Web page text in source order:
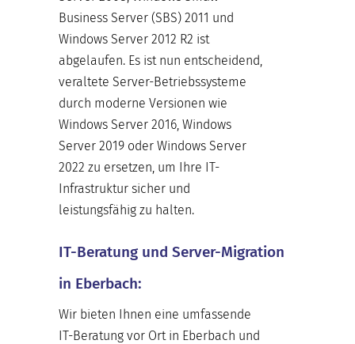
Business Server (SBS) 2011 und
Windows Server 2012 R2 ist
abgelaufen. Es ist nun entscheidend,
veraltete Server-Betriebssysteme
durch moderne Versionen wie
Windows Server 2016, Windows
Server 2019 oder Windows Server
2022 zu ersetzen, um Ihre IT-
Infrastruktur sicher und
leistungsfähig zu halten.
IT-Beratung und Server-Migration
in Eberbach:
Wir bieten Ihnen eine umfassende
IT-Beratung vor Ort in Eberbach und